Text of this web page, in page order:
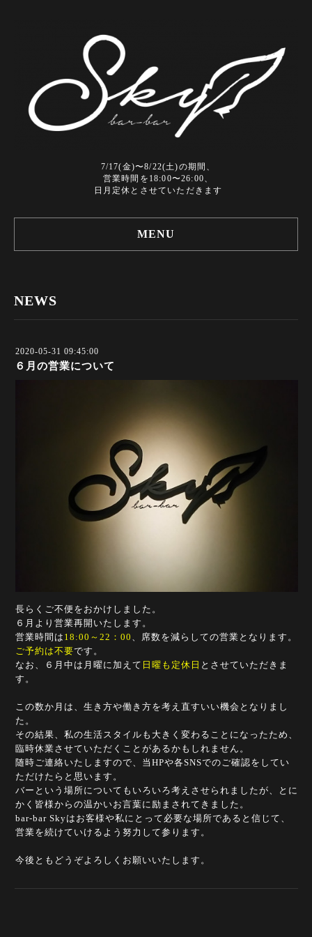
7/17(金)〜8/22(土)の期間、
営業時間を18:00〜26:00、
日月定休とさせていただきます
MENU
NEWS
2020-05-31 09:45:00
６月の営業について
長らくご不便をおかけしました。
６月より営業再開いたします。
営業時間は 18:00～22：00 、席数を減らしての営業となります。
ご予約は不要です。
なお、６月中は 月曜に加えて 日曜も定休日 とさせていただきま
す。
この数か月は、生き方や働き方を考え直すいい機会となりまし
た。
その結果、私の生活スタイルも大きく変わることになったため、
臨時休業させていただくことがあるかもしれません。
随時ご連絡いたしますので、当HPや各SNSでのご確認をしてい
ただけたらと思います。
バーという場所についてもいろいろ考えさせられましたが、とに
かく皆様からの温かいお言葉に励まされてきました。
bar-bar Skyはお客様や私にとって必要な場所であると信じて、
営業を続けていけるよう努力して参ります。
今後ともどうぞよろしくお願いいたします。